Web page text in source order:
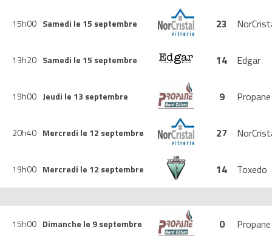
15h00 Samedi le 15 septembre 23
13h20 Samedi le 15 septembre 14 Edgar
19h00 Jeudi le 13 septembre 9
20h40 Mercredi le 12 septembre 27
19h00 Mercredi le 12 septembre 14 Toxedo
15h00 Dimanche le 9 septembre 0